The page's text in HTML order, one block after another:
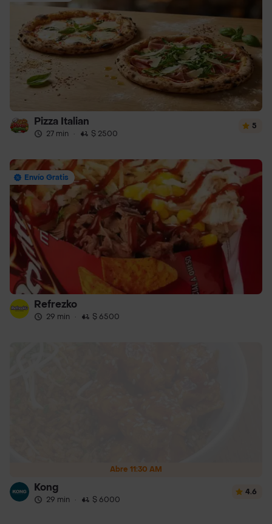
Pizza Italian
27 min · $ 2500
5
Envío Gratis
Refrezko
29 min · $ 6500
Abre 11:30 AM
Kong
29 min · $ 6000
4.6